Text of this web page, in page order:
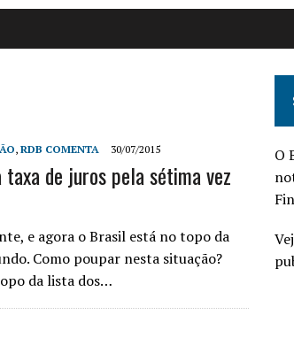
, RDB COMENTA 30/07/2015
de juros pela sétima vez
e agora o Brasil está no topo da
Como poupar nesta situação?
da lista dos…
O